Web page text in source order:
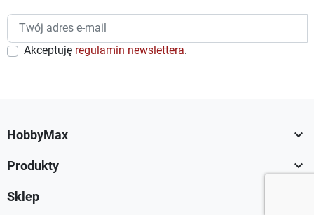
Akceptuję regulamin newslettera.
HobbyMax 
Produkty 
Sklep